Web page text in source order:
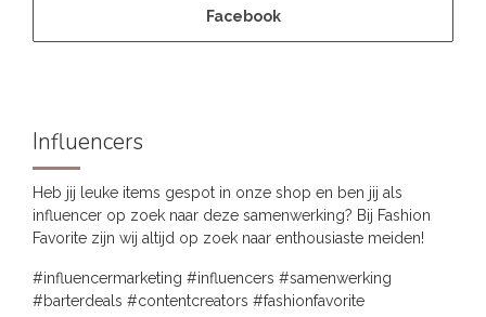
Facebook
Influencers
Heb jij leuke items gespot in onze shop en ben jij als
influencer op zoek naar deze samenwerking? Bij Fashion
Favorite zijn wij altijd op zoek naar enthousiaste meiden!
#influencermarketing #influencers #samenwerking
#barterdeals #contentcreators #fashionfavorite